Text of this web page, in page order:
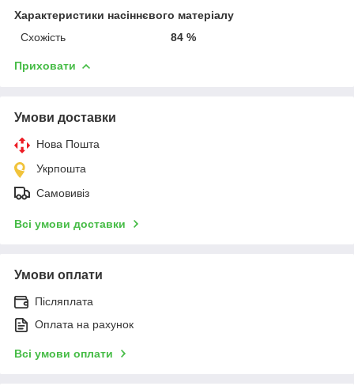
Характеристики насіннєвого матеріалу
Схожість
84 %
Приховати
Умови доставки
Нова Пошта
Укрпошта
Самовивіз
Всі умови доставки
Умови оплати
Післяплата
Оплата на рахунок
Всі умови оплати